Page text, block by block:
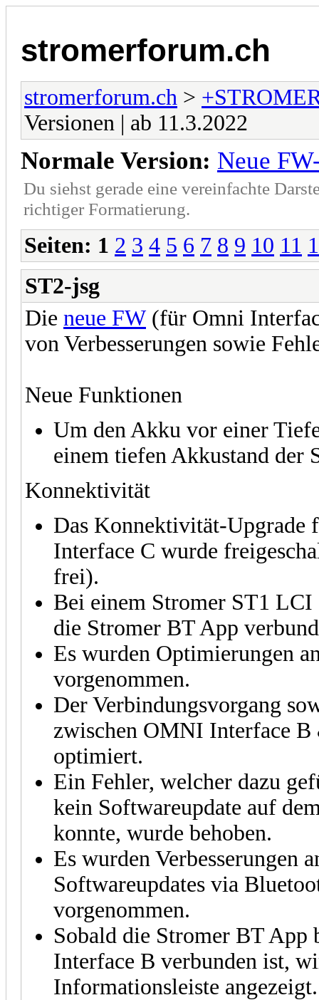
stromerforum.ch
stromerforum.ch >
Versionen | ab 11.3.2022
Normale Version: Neue
Du siehst gerade eine vereinfachte
richtiger Formatierung.
Seiten: 1 2 3 4 5 6 7 8 9 10 11
ST2-jsg
Die neue FW(für Omni
von Verbesserungen sowie
Neue Funktionen
Um den Akku vor einer
einem tiefen Akkustand der
Konnektivität
Das Konnektivität-
Interface C wurde
frei).
Bei einem Stromer ST1
die Stromer BT App
Es wurden Optimierungen
vorgenommen.
Der Verbindungsvorgang
zwischen OMNI Interface
optimiert.
Ein Fehler, welcher dazu
kein Softwareupdate auf
konnte, wurde behoben.
Es wurden Verbesserungen
Softwareupdates via
vorgenommen.
Sobald die Stromer BT App
Interface B verbunden ist,
Informationsleiste angezeigt.